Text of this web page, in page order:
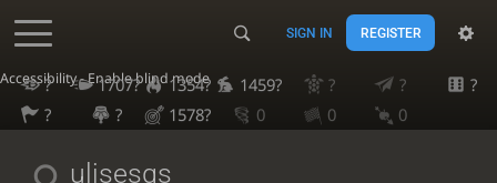
Accessibility - Enable blind mode
SIGN IN REGISTER
? 1707? 1354? 1459? ? ?
?
?
? 1578? 0 0 0
ulisesgs